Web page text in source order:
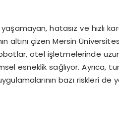
hatasız ve hızlı
altını çizen Mersin
robotlar, otel işletmelerinde
esneklik sağlıyor. Ayrıca,
bazı riskleri